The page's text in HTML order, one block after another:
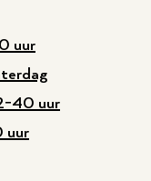
uur
40 uur
uur